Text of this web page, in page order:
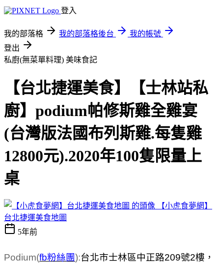
登入
我的部落格 我的部落格後台
我的帳號
登出
私廚(無菜單料理) 美味食記
【台北捷運美食】【士林站私
廚】podium帕修斯雞全雞宴
(台灣版法國布列斯雞.每隻雞
12800元).2020年100隻限量上
桌
【小虎食夢網】
台北捷運美食地圖
5年前
Podium(fb粉絲團):台北市士林區中正路209號2樓，